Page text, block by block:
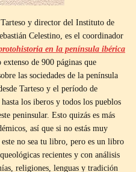
y director del Instituto de
Celestino, es el coordinador
en la península ibérica
de 900 páginas que
las sociedades de la península
Tarteso y el período de
los iberos y todos los pueblos
peninsular. Esto quizás es más
así que si no estás muy
no sea tu libro, pero es un libro
recientes y con análisis
religiones, lenguas y tradición